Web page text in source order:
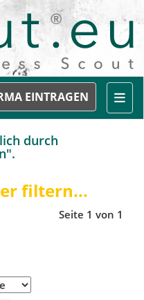
EINTRAGEN
durch
filtern...
Seite 1 von 1